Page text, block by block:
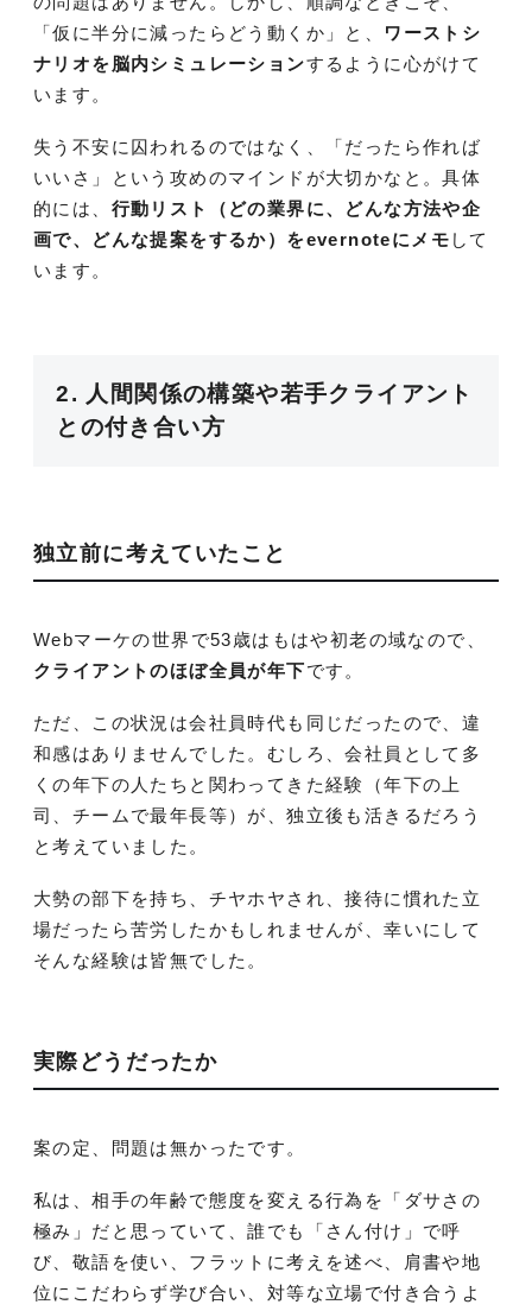
「仮に半分に減ったらどう動くか」と、
ワーストシ
ナリオを脳内シミュレーションするように心がけて
います。
失う不安に囚われるのではなく、「だったら作れば
いいさ」という攻めのマインドが大切かなと。具体
的には、 行動リスト（どの業界に、どんな方法や企
画で、どんな提案をするか）をevernoteにメモ して
います。
2. 人間関係の構築や若手クライアント
との付き合い方
独立前に考えていたこと
Webマーケの世界で53歳はもはや初老の域なので、
クライアントのほぼ全員が年下です。
ただ、この状況は会社員時代も同じだったので、違
和感はありませんでした。むしろ、会社員として多
くの年下の人たちと関わってきた経験（年下の上
司、チームで最年長等）が、独立後も活きるだろう
と考えていました。
大勢の部下を持ち、チヤホヤされ、接待に慣れた立
場だったら苦労したかもしれませんが、幸いにして
そんな経験は皆無でした。
実際どうだったか
案の定、問題は無かったです。
私は、相手の年齢で態度を変える行為を「ダサさの
極み」だと思っていて、誰でも「さん付け」で呼
び、敬語を使い、フラットに考えを述べ、肩書や地
位にこだわらず学び合い、対等な立場で付き合うよ